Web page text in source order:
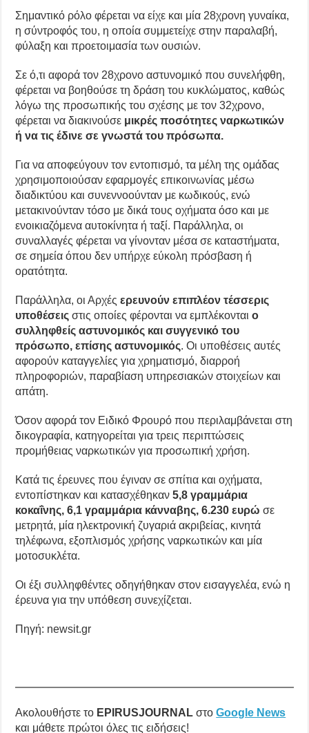
Σημαντικό ρόλο φέρεται να είχε και μία 28χρονη γυναίκα,
η σύντροφός του, η οποία συμμετείχε στην παραλαβή,
φύλαξη και προετοιμασία των ουσιών.
Σε ό,τι αφορά τον 28χρονο αστυνομικό που συνελήφθη,
φέρεται να βοηθούσε τη δράση του κυκλώματος, καθώς
λόγω της προσωπικής του σχέσης με τον 32χρονο,
φέρεται να διακινούσε μικρές ποσότητες ναρκωτικών
ή να τις έδινε σε γνωστά του πρόσωπα.
Για να αποφεύγουν τον εντοπισμό, τα μέλη της ομάδας
χρησιμοποιούσαν εφαρμογές επικοινωνίας μέσω
διαδικτύου και συνεννοούνταν με κωδικούς, ενώ
μετακινούνταν τόσο με δικά τους οχήματα όσο και με
ενοικιαζόμενα αυτοκίνητα ή ταξί. Παράλληλα, οι
συναλλαγές φέρεται να γίνονταν μέσα σε καταστήματα,
σε σημεία όπου δεν υπήρχε εύκολη πρόσβαση ή
ορατότητα.
Παράλληλα, οι Αρχές ερευνούν επιπλέον τέσσερις
υποθέσεις στις οποίες φέρονται να εμπλέκονταιο
συλληφθείς αστυνομικός και συγγενικό του
πρόσωπο, επίσης αστυνομικός. Οι υποθέσεις αυτές
αφορούν καταγγελίες για χρηματισμό, διαρροή
πληροφοριών, παραβίαση υπηρεσιακών στοιχείων και
απάτη.
Όσον αφορά τον Ειδικό Φρουρό που περιλαμβάνεται στη
δικογραφία, κατηγορείται για τρεις περιπτώσεις
προμήθειας ναρκωτικών για προσωπική χρήση.
Κατά τις έρευνες που έγιναν σε σπίτια και οχήματα,
εντοπίστηκαν και κατασχέθηκαν 5,8 γραμμάρια
κοκαΐνης, 6,1 γραμμάρια κάνναβης, 6.230 ευρώ σε
μετρητά, μία ηλεκτρονική ζυγαριά ακριβείας, κινητά
τηλέφωνα, εξοπλισμός χρήσης ναρκωτικών και μία
μοτοσυκλέτα.
Οι έξι συλληφθέντες οδηγήθηκαν στον εισαγγελέα, ενώ η
έρευνα για την υπόθεση συνεχίζεται.
Πηγή: newsit.gr
Ακολουθήστε το EPIRUSJOURNAL στοGoogle News
και μάθετε πρώτοι όλες τις ειδήσεις!